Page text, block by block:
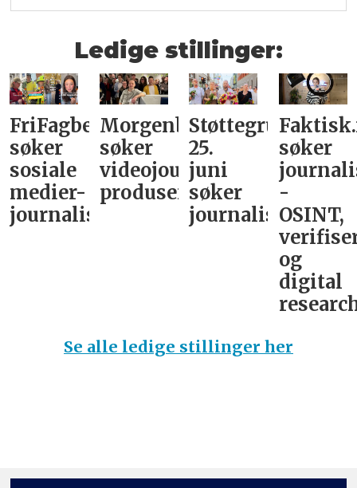
Ledige stillinger:
FriFagbevegelse
søker
sosiale
medier-
journalist
Morgenbladet
søker
videojournalist/podkast-
produsent
Støttegruppa
25.
juni
søker
journalist
søker
-
OSINT,
og
digital
Se alle ledige stillinger her